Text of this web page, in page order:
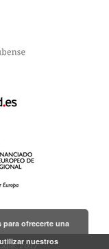
2017
para ofrecerte una
nuestros